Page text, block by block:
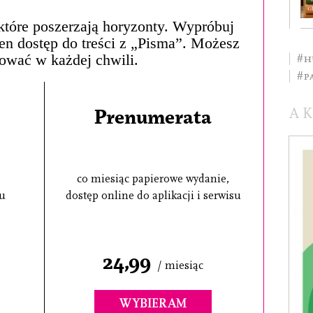
poszerzają horyzonty. Wypróbuj
dostęp do treści z „Pisma”. Możesz
w każdej chwili.
Prenumerata
co miesiąc papierowe wydanie,
dostęp online do aplikacji i serwisu
24,99 / miesiąc
WYBIERAM